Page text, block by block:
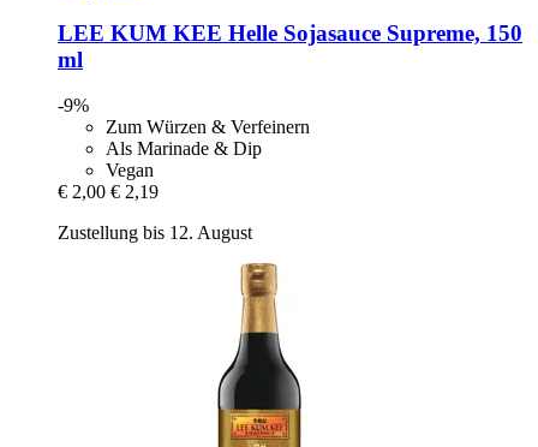
LEE KUM KEE Helle Sojasauce Supreme, 150
ml
-9%
Zum Würzen & Verfeinern
Als Marinade & Dip
Vegan
€ 2,00 € 2,19
Zustellung bis 12. August